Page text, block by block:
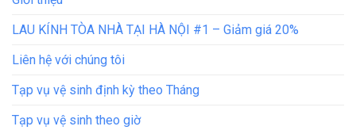
LAU KÍNH TÒA NHÀ TẠI HÀ NỘI #1 – Giảm giá 20%
Liên hệ với chúng tôi
Tạp vụ vệ sinh định kỳ theo Tháng
Tạp vụ vệ sinh theo giờ